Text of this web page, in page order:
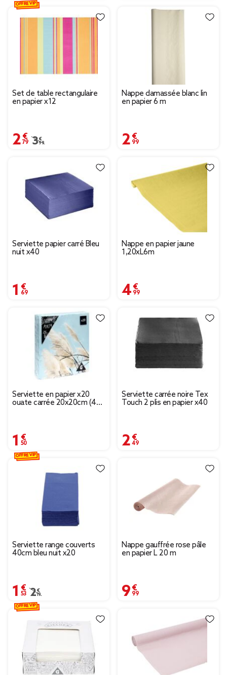
Set de table rectangulaire
en papier x12
2,79 €
Prix remisé de 3,99 € à 2,79 €
3,99 €
OFFRE VIP
Nappe damassée blanc lin
en papier 6 m
2,99 €
Serviette papier carré Bleu
nuit x40
1,69 €
Nappe en papier jaune
1,20xL6m
4,99 €
Serviette en papier x20
ouate carrée 20x20cm (4
1,50 €
Serviette carrée noire Tex
Touch 2 plis en papier x40
2,49 €
Serviette range couverts
40cm bleu nuit x20
1,53 €
Prix remisé de 2,19 € à 1,53 €
2,19 €
OFFRE VIP
Nappe gauffrée rose pâle
en papier L 20 m
9,99 €
OFFRE VIP